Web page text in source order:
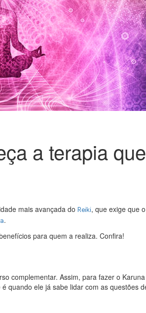
a terapia que
mais avançada do Reiki, que exige que
.
para quem a realiza. Confira!
complementar. Assim, para fazer o
é quando ele já sabe lidar com as questões